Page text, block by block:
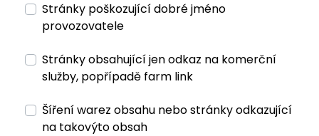
Stránky poškozující dobré jméno
provozovatele
Stránky obsahující jen odkaz na komerční
služby, popřípadě farm link
Šíření warez obsahu nebo stránky odkazující
na takovýto obsah